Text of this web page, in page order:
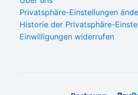
Privatsphäre-Einstellungen
Historie der Privatsphäre-
Einwilligungen widerrufen